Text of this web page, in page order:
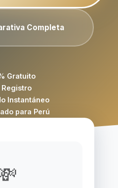
Completa
Gratuito
Registro
Instantáneo
para Perú